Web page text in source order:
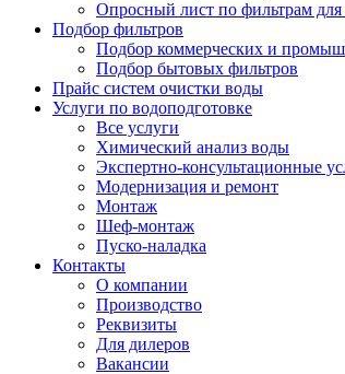
Опросный лист по фильтрам для
Подбор фильтров
Подбор коммерческих и
Подбор бытовых фильтров
Прайс систем очистки воды
Услуги по водоподготовке
Все услуги
Химический анализ воды
Экспертно-консультационные
Модернизация и ремонт
Монтаж
Шеф-монтаж
Пуско-наладка
Контакты
О компании
Производство
Реквизиты
Для дилеров
Вакансии